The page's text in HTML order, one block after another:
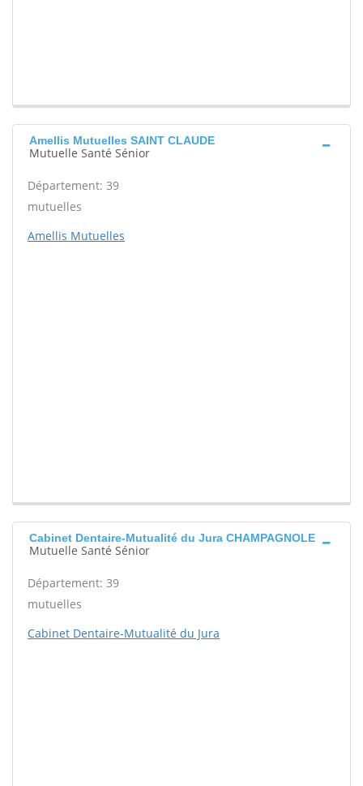
Amellis Mutuelles SAINT CLAUDE
Mutuelle Santé Sénior
Département: 39
mutuelles
Amellis Mutuelles
Cabinet Dentaire-Mutualité du Jura CHAMPAGNOLE
Mutuelle Santé Sénior
Département: 39
mutuelles
Cabinet Dentaire-Mutualité du Jura